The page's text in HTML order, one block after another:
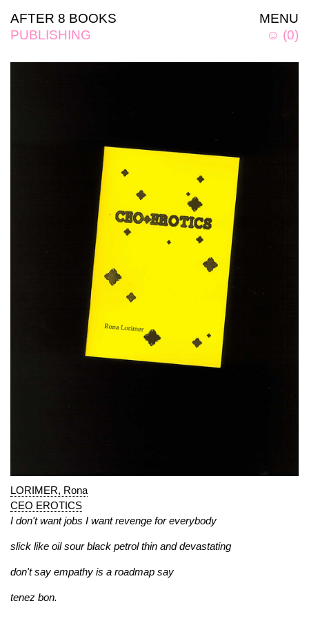
MENU
☺ (0)
AFTER 8 BOOKS
PUBLISHING
LORIMER, Rona
CEO EROTICS
I don't want jobs I want revenge for everybody
slick like oil sour black petrol thin and devastating
don't say empathy is a roadmap say
tenez bon.